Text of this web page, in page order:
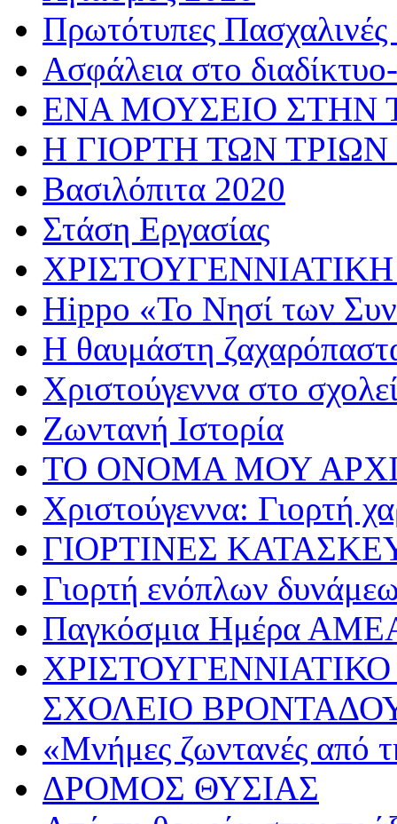
Πρωτότυπες Πασχαλινές
Ασφάλεια στο
ΕΝΑ ΜΟΥΣΕΙΟ ΣΤΗΝ
Η ΓΙΟΡΤΗ ΤΩΝ
Βασιλόπιτα 2020
Στάση Εργασίας
Hippo «Το Νησί των
Η θαυμάστη
Χριστούγεννα στο
Ζωντανή Ιστορία
ΤΟ ΟΝΟΜΑ ΜΟΥ
Χριστούγεννα: Γιορτή
ΓΙΟΡΤΙΝΕΣ
Γιορτή ενόπλων
Παγκόσμια Ημέρα
ΣΧΟΛΕΙΟ
«Μνήμες ζωντανές από
ΔΡΟΜΟΣ ΘΥΣΙΑΣ